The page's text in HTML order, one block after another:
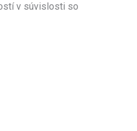
v súvislosti so